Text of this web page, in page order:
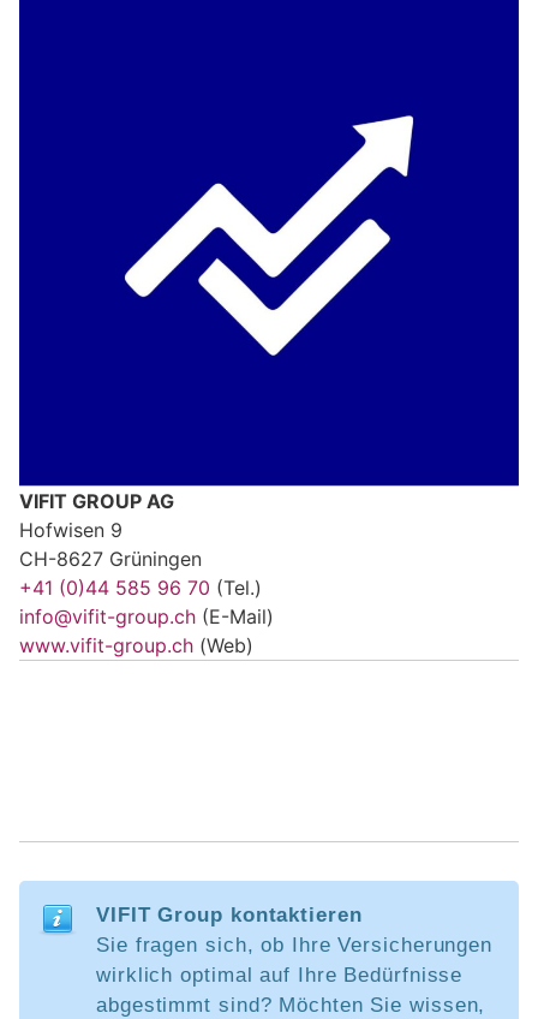
VIFIT GROUP AG
Hofwisen 9
CH-8627 Grüningen
+41 (0)44 585 96 70 (Tel.)
info@vifit-group.ch (E-Mail)
www.vifit-group.ch (Web)
VIFIT Group kontaktieren
Sie fragen sich, ob Ihre Versicherungen
wirklich optimal auf Ihre Bedürfnisse
abgestimmt sind? Möchten Sie wissen,